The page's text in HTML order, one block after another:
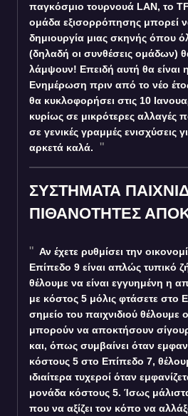
παγκόσμιο τουρνουά LAN, το
ομάδα εξισορρόπησης μπορεί
δημιουργία μιας σκηνής όπου
(δηλαδή οι συνθέσεις ομάδων)
λάμψουν! Επειδή αυτή θα είναι
Ενημέρωση πριν από το νέο
θα κυκλοφορήσει στις 10
κυρίως σε μικρότερες αλλαγές
σε γενικές γραμμές ενισχύσεις
αρκετά καλά.
ΣΥΣΤΗΜΑΤΑ
ΠΙΘΑΝΟΤΗΤΕΣ
Αν έχετε ρυθμίσει την
Επίπεδο 9 είναι απλώς τυπικό
θέλουμε να είναι εγγυημένη η
με κόστος 5 μόλις φτάσετε στο
σημείο του παιχνιδιού θέλουμε
μπορούν να αποκτήσουν
και, όπως συμβαίνει όταν
κόστους 5 στο Επίπεδο 7,
ιδιαίτερα τυχεροί όταν
μονάδα κόστους 5. Ίσως
που να αξίζει τον κόπο να